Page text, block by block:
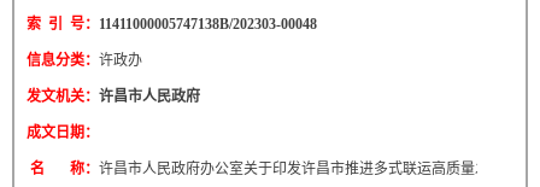
索 引 号： 11411000005747138B/202303-00048
信息分类： 许政办
发文机关： 许昌市人民政府
成文日期：
名 称： 许昌市人民政府办公室关于印发许昌市推进多式联运高质量发展优化